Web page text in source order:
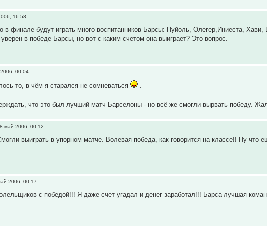
16:58
в финале будут играть много воспитанников Барсы: Пуйоль, Олегер,Иниеста,
в победе Барсы, но вот с каким счетом она выиграет? Это вопрос.
00:04
то, в чём я старался не сомневаться .
что это был лучший матч Барселоны - но всё же смогли вырвать победу.
май 2006, 00:12
выиграть в упорном матче. Волевая победа, как говорится на классе!! Ну что
2006, 00:17
с победой!!! Я даже счет угадал и денег заработал!!! Барса лучшая